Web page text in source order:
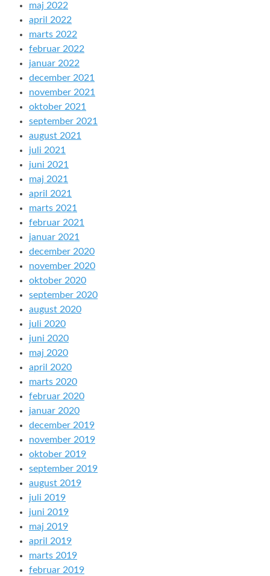
maj 2022
april 2022
marts 2022
februar 2022
januar 2022
december 2021
november 2021
oktober 2021
september 2021
august 2021
juli 2021
juni 2021
maj 2021
april 2021
marts 2021
februar 2021
januar 2021
december 2020
november 2020
oktober 2020
september 2020
august 2020
juli 2020
juni 2020
maj 2020
april 2020
marts 2020
februar 2020
januar 2020
december 2019
november 2019
oktober 2019
september 2019
august 2019
juli 2019
juni 2019
maj 2019
april 2019
marts 2019
februar 2019